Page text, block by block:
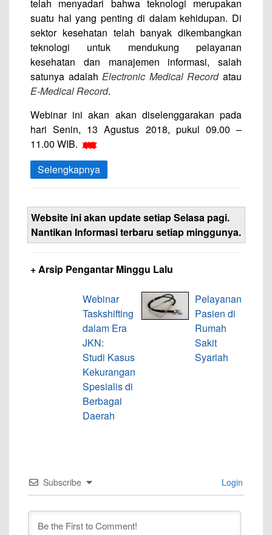
telah menyadari bahwa teknologi merupakan
suatu hal yang penting di dalam kehidupan. Di
sektor kesehatan telah banyak dikembangkan
teknologi untuk mendukung pelayanan
kesehatan dan manajemen informasi, salah
satunya adalahElectronic Medical Recordatau
E-Medical Record.
Webinar ini akan akan diselenggarakan pada
hari Senin, 13 Agustus 2018, pukul 09.00 –
11.00 WIB.
Selengkapnya
Website ini akan update setiap Selasa pagi.
Nantikan Informasi terbaru setiap minggunya.
+ Arsip Pengantar Minggu Lalu
Webinar
Taskshifting
dalam Era
JKN:
Studi Kasus
Kekurangan
Spesialis di
Berbagai
Daerah
Pelayanan
Pasien di
Rumah
Sakit
Syariah
Subscribe Login